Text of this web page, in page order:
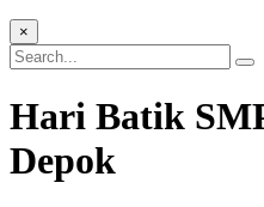
×
Hari Batik
Depok